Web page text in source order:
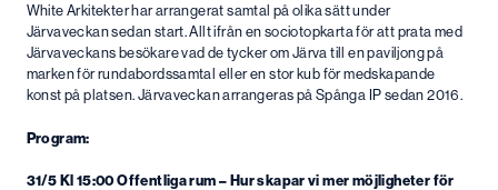
White Arkitekter har arrangerat samtal på olika sätt under
Järvaveckan sedan start. Allt ifrån en sociotopkarta för att prata med
Järvaveckans besökare vad de tycker om Järva till en paviljong på
marken för rundabordssamtal eller en stor kub för medskapande
konst på platsen. Järvaveckan arrangeras på Spånga IP sedan 2016.
Program:
31/5 Kl 15:00 Offentliga rum – Hur skapar vi mer möjligheter för